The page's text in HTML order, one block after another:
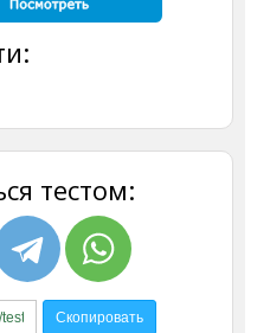
тестом: